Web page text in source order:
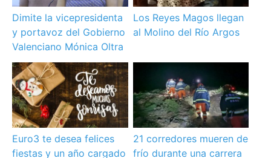
Dimite la vicepresidenta
y portavoz del Gobierno
Valenciano Mónica Oltra
Los Reyes Magos llegan
al Molino del Río Argos
Euro3 te desea felices
fiestas y un año cargado
21 corredores mueren de
frío durante una carrera